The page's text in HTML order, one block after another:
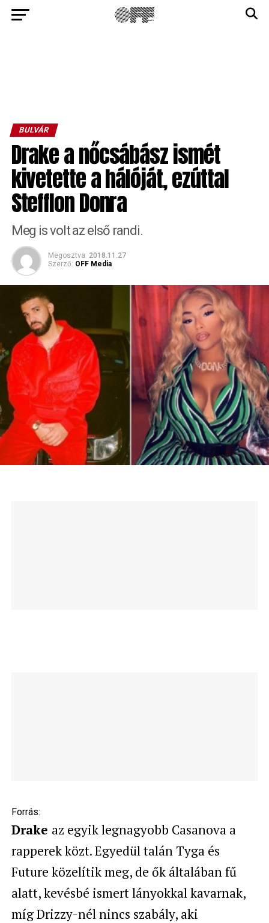
BULVÁR
Drake a nőcsábász ismét
kivetette a hálóját, ezúttal
Stefflon Donra
Meg is volt az első randi.
Megosztva 2018.11.27
Szerző: OFF Media
Forrás:
Drake az egyik legnagyobb Casanova a
rapperek közt. Egyedül talán Tyga és
Future közelítik meg, de ők általában fű
alatt, kevésbé ismert lányokkal kavarnak,
míg Drizzy-nél nincs szabály, aki